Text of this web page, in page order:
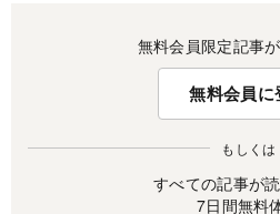
無料会員限定記事
無料会員に
もしくは
すべての記事が
7日間無料